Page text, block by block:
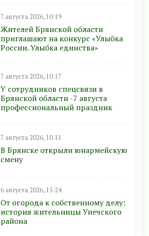
7 августа 2026, 10:19
Жителей Брянской области
приглашают на конкурс «Улыбка
России. Улыбка единства»
7 августа 2026, 10:17
У сотрудников спецсвязи в
Брянской области -7 августа
профессиональный праздник
7 августа 2026, 10:11
В Брянске открыли юнармейскую
смену
6 августа 2026, 15:24
От огорода к собственному делу:
история жительницы Унечского
района